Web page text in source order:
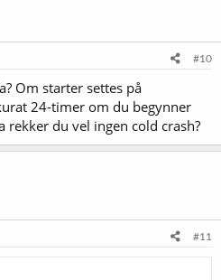
#10
Om starter settes på
24-timer om du begynner
rekker du vel ingen cold crash?
#11